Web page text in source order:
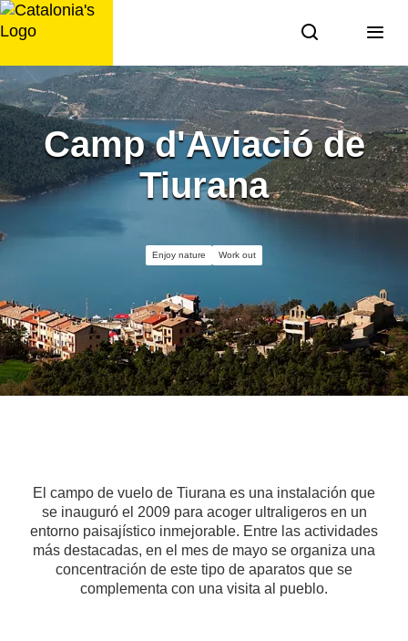
Skip
to
Camp d'Aviació de
Tiurana
Enjoy nature Work out
El campo de vuelo de Tiurana es una instalación que
se inauguró el 2009 para acoger ultraligeros en un
entorno paisajístico inmejorable. Entre las actividades
más destacadas, en el mes de mayo se organiza una
concentración de este tipo de aparatos que se
complementa con una visita al pueblo.